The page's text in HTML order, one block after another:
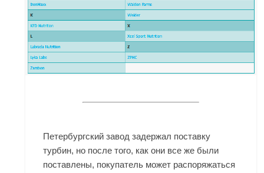
Петербургский завод задержал поставку
турбин, но после того, как они все же были
поставлены, покупатель может распоряжаться